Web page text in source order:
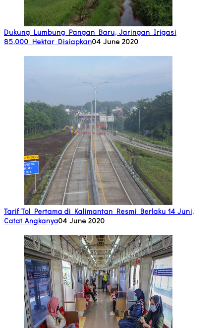
Dukung Lumbung Pangan Baru, Jaringan Irigasi
85.000 Hektar Disiapkan04 June 2020
Tarif Tol Pertama di Kalimantan Resmi Berlaku 14 Juni,
Catat Angkanya04 June 2020